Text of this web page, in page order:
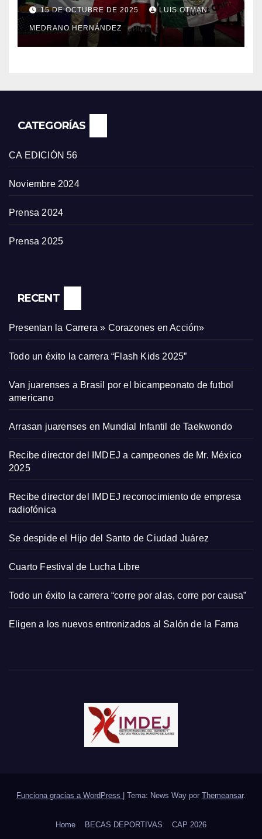
15 DE OCTUBRE DE 2025 LUIS OTMAN
MEDRANO HERNÁNDEZ
CATEGORÍAS
CA EDICIÓN 56
Noviembre 2024
Prensa 2024
Prensa 2025
RECENT
Presentan la Carrera » Corazones en Acción»
Todo un éxito la carrera “Flash Kids 2025”
Van juarenses a Brasil por el bicampeonato de futbol
americano
Arrasan juarenses en Mundial Infantil de Taekwondo
Recibe director del IMDEJ a campeones de Mr. México
2025
Recibe director del IMDEJ reconocimiento de empresa
radiofónica
Se despide el Hijo del Santo de Ciudad Juárez
Cuarto Festival de Lucha Libre
Todo un éxito la carrera “corre por alas, corre por causa”
Eligen a los nuevos entronizados al Salón de la Fama
Funciona gracias a WordPress Tema: News Way por Themeansar.
Home BECAS DEPORTIVAS CAP 2026